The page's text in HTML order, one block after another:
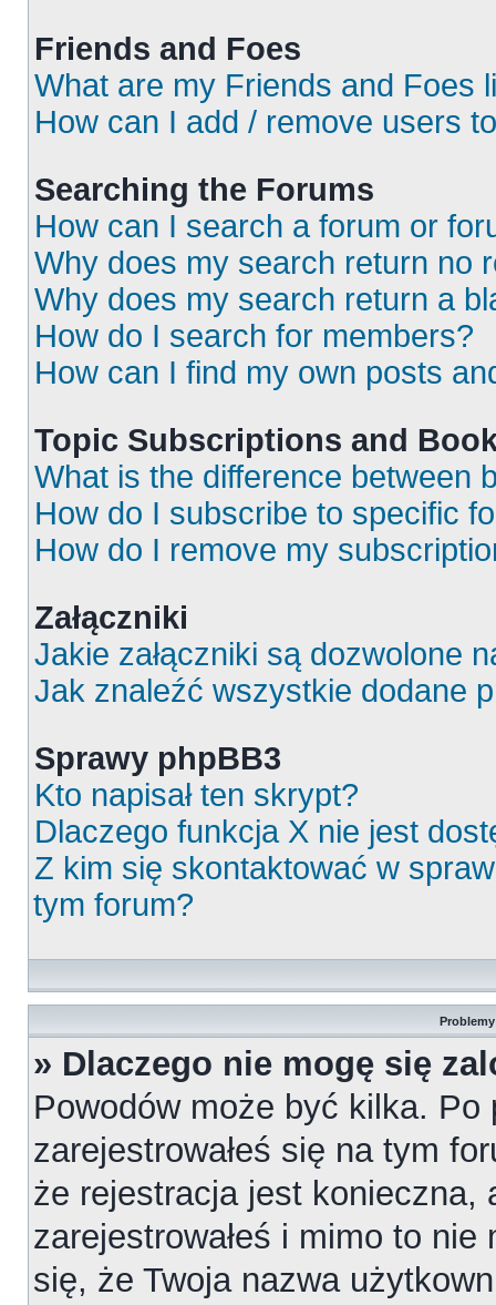
Friends and Foes
What are my Friends and Foes
How can I add / remove users
Searching the Forums
How can I search a forum or
Why does my search return no
Why does my search return a
How do I search for members?
How can I find my own posts
Topic Subscriptions and
What is the difference between
How do I subscribe to specific
How do I remove my
Załączniki
Jakie załączniki są dozwolone
Jak znaleźć wszystkie dodane
Sprawy phpBB3
Kto napisał ten skrypt?
Dlaczego funkcja X nie jest
Z kim się skontaktować w
tym forum?
» Dlaczego nie mogę się
Powodów może być kilka.
zarejestrowałeś się na tym
że rejestracja jest konieczna,
zarejestrowałeś i mimo to
się, że Twoja nazwa